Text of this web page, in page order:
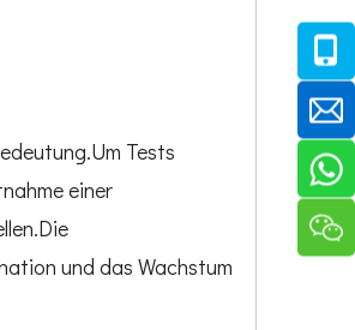
Tests
einer
und das Wachstum